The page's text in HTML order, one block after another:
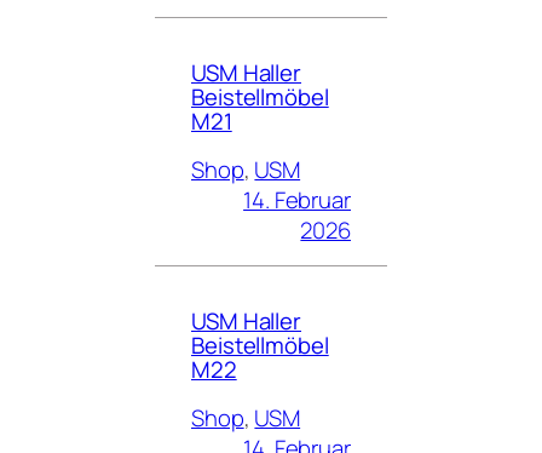
USM Haller
Beistellmöbel
M21
Shop, USM
14. Februar
2026
USM Haller
Beistellmöbel
M22
Shop, USM